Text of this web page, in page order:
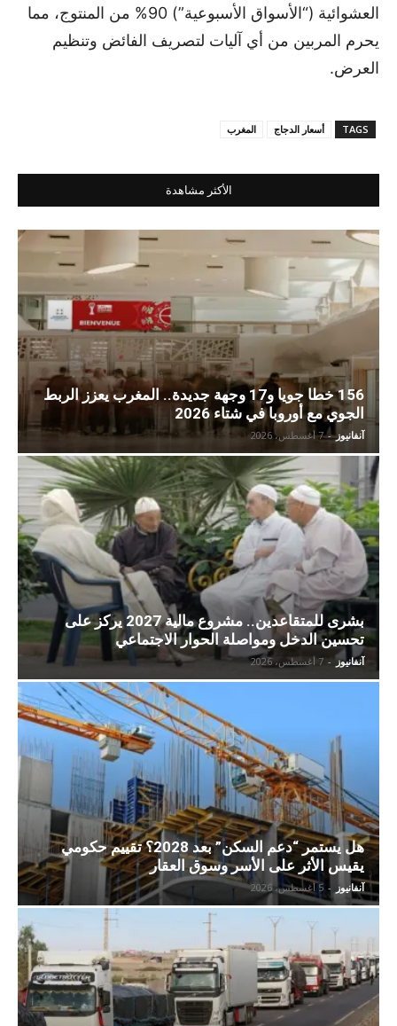
العشوائية (“الأسواق الأسبوعية”) 90% من المنتوج، مما
يحرم المربين من أي آليات لتصريف الفائض وتنظيم
العرض.
TAGS أسعار الدجاج المغرب
الأكثر مشاهدة
156 خطا جويا و17 وجهة جديدة.. المغرب يعزز الربط
الجوي مع أوروبا في شتاء 2026
آنفانيوز - 7 أغسطس، 2026
بشرى للمتقاعدين.. مشروع مالية 2027 يركز على
تحسين الدخل ومواصلة الحوار الاجتماعي
آنفانيوز - 7 أغسطس، 2026
هل يستمر “دعم السكن” بعد 2028؟ تقييم حكومي
يقيس الأثر على الأسر وسوق العقار
آنفانيوز - 5 أغسطس، 2026